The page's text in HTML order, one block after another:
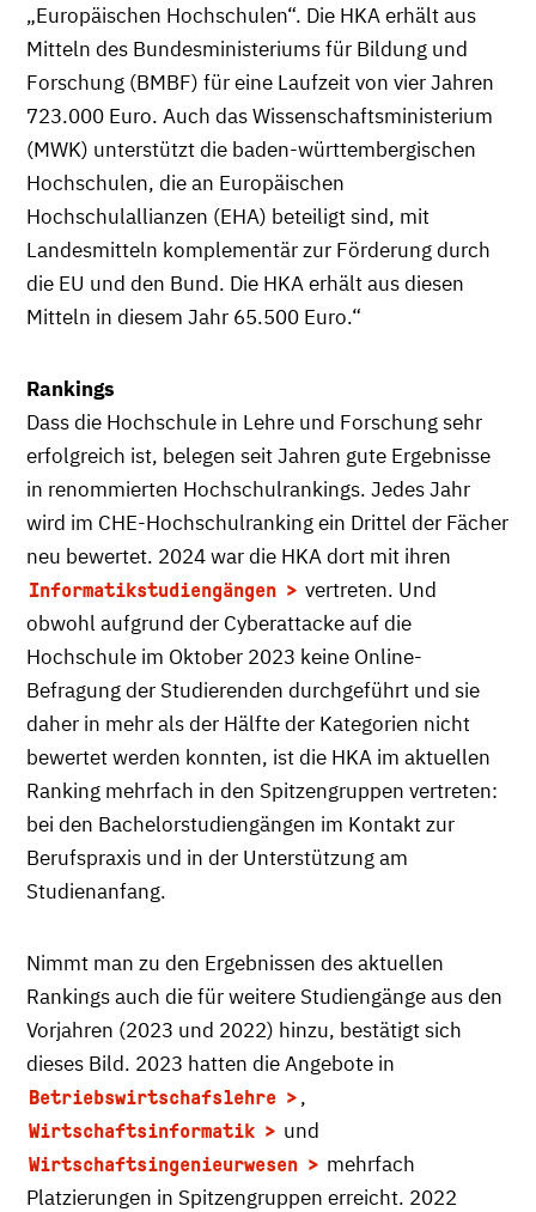
„Europäischen Hochschulen“. Die HKA erhält aus
Mitteln des Bundesministeriums für Bildung und
Forschung (BMBF) für eine Laufzeit von vier Jahren
723.000 Euro. Auch das Wissenschaftsministerium
(MWK) unterstützt die baden-württembergischen
Hochschulen, die an Europäischen
Hochschulallianzen (EHA) beteiligt sind, mit
Landesmitteln komplementär zur Förderung durch
die EU und den Bund. Die HKA erhält aus diesen
Mitteln in diesem Jahr 65.500 Euro.“
Rankings
Dass die Hochschule in Lehre und Forschung sehr
erfolgreich ist, belegen seit Jahren gute Ergebnisse
in renommierten Hochschulrankings. Jedes Jahr
wird im CHE-Hochschulranking ein Drittel der Fächer
neu bewertet. 2024 war die HKA dort mit ihren
Informatikstudiengängen
vertreten. Und
obwohl aufgrund der Cyberattacke auf die
Hochschule im Oktober 2023 keine Online-
Befragung der Studierenden durchgeführt und sie
daher in mehr als der Hälfte der Kategorien nicht
bewertet werden konnten, ist die HKA im aktuellen
Ranking mehrfach in den Spitzengruppen vertreten:
bei den Bachelorstudiengängen im Kontakt zur
Berufspraxis und in der Unterstützung am
Studienanfang.
Nimmt man zu den Ergebnissen des aktuellen
Rankings auch die für weitere Studiengänge aus den
Vorjahren (2023 und 2022) hinzu, bestätigt sich
dieses Bild. 2023 hatten die Angebote in
Betriebswirtschafslehre ,
Wirtschaftsinformatik und
Wirtschaftsingenieurwesen
mehrfach
Platzierungen in Spitzengruppen erreicht. 2022